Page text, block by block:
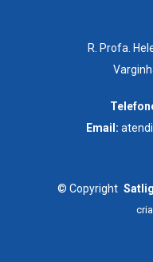
R. Profa.
Email:
© Copyright